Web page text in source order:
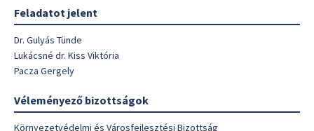
Feladatot jelent
Dr. Gulyás Tünde
Lukácsné dr. Kiss Viktória
Pacza Gergely
Véleményező bizottságok
Környezetvédelmi és Városfejlesztési Bizottság